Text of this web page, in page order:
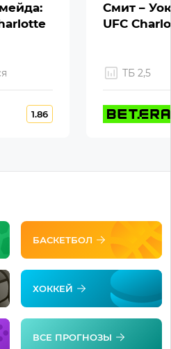
1.86
Смит –
UFC
ТБ 2,5
БАСКЕТБОЛ
ХОККЕЙ
ВСЕ ПРОГНОЗЫ